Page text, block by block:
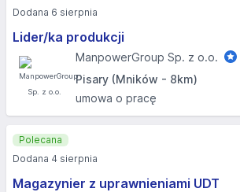
Lider/ka produkcji
ManpowerGroup Sp. z o.o.
Pisary (Mników - 8km)
umowa o pracę
Dodana 6 sierpnia
Magazynier z uprawnieniami UDT
Polecana
Dodana 4 sierpnia